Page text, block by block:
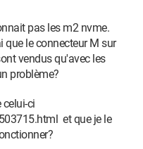
pas les m2 nvme.
que le connecteur M sur
vendus qu'avec les
problème?
ci
et que je le